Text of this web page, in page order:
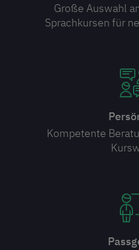
Große Auswahl
Sprachkursen für
Kompetente